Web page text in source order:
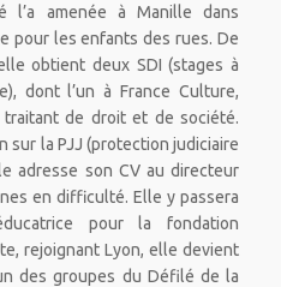
l’a amenée à Manille dans
pour les enfants des rues. De
obtient deux SDI (stages à
dont l’un à France Culture,
traitant de droit et de société.
sur la PJJ (protection judiciaire
adresse son CV au directeur
en difficulté. Elle y passera
pour la fondation
rejoignant Lyon, elle devient
des groupes du Défilé de la